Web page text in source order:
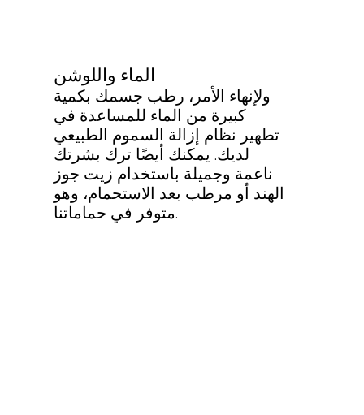
الماء واللوشن
ولإنهاء الأمر، رطب جسمك بكمية
كبيرة من الماء للمساعدة في
تطهير نظام إزالة السموم الطبيعي
لديك. يمكنك أيضًا ترك بشرتك
ناعمة وجميلة باستخدام زيت جوز
الهند أو مرطب بعد الاستحمام، وهو
متوفر في حماماتنا.